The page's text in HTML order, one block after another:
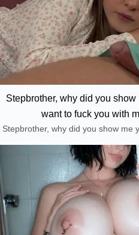
Stepbrother, why did you show
want to fuck you with
Stepbrother, why did you show me